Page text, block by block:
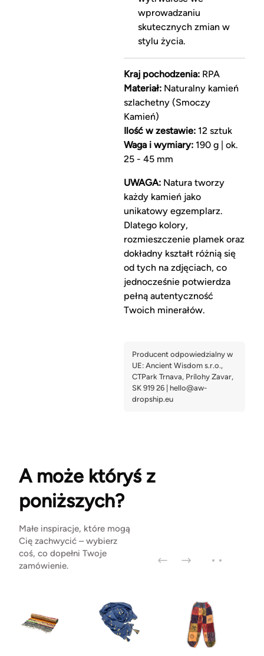
wprowadzaniu
skutecznych zmian w
stylu życia.
Kraj pochodzenia:RPA
Materiał:Naturalny kamień
szlachetny (Smoczy
Kamień)
Ilość w zestawie:12 sztuk
Waga i wymiary:190 g | ok.
25 - 45 mm
UWAGA:Natura tworzy
każdy kamień jako
unikatowy egzemplarz.
Dlatego kolory,
rozmieszczenie plamek oraz
dokładny kształt różnią się
od tych na zdjęciach, co
jednocześnie potwierdza
pełną autentyczność
Twoich minerałów.
A może któryś z
poniższych?
Małe inspiracje, które mogą
Cię zachwycić – wybierz
coś, co dopełni Twoje
zamówienie.